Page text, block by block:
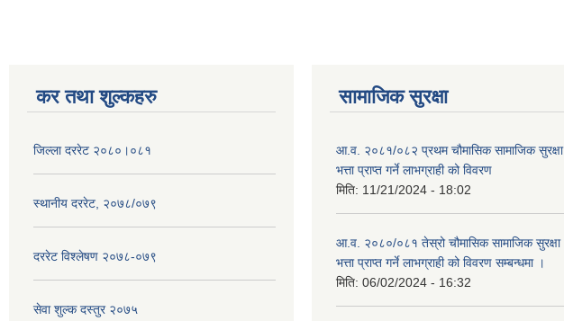
कर तथा शुल्कहरु
जिल्ला दररेट २०८०।०८१
स्थानीय दररेट, २०७८/०७९
दररेट विश्लेषण २०७८-०७९
सेवा शुल्क दस्तुर २०७५
सामाजिक सुरक्षा
आ.व. २०८१/०८२ प्रथम चौमासिक सामाजिक सुरक्षा
भत्ता प्राप्त गर्ने लाभग्राही को विवरण
मिति: 11/21/2024 - 18:02
आ.व. २०८०/०८१ तेस्रो चौमासिक सामाजिक सुरक्षा
भत्ता प्राप्त गर्ने लाभग्राही को विवरण सम्बन्धमा ।
मिति: 06/02/2024 - 16:32